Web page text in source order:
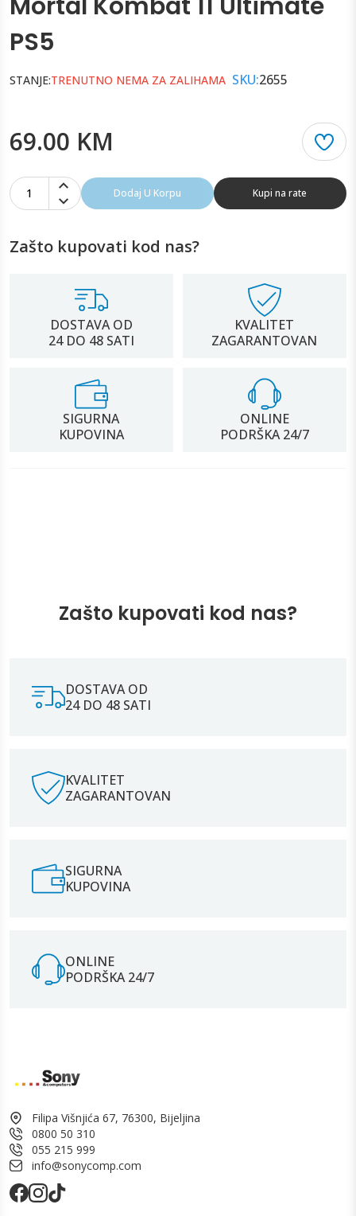
PS5
STANJE:TRENUTNO NEMA ZA ZALIHAMA SKU:2655
69.00 KM
1 Dodaj U Korpu Kupi na rate
Zašto kupovati kod nas?
DOSTAVA OD
24 DO 48 SATI
KVALITET
ZAGARANTOVAN
SIGURNA
KUPOVINA
ONLINE
PODRŠKA 24/7
Zašto kupovati kod nas?
DOSTAVA OD
24 DO 48 SATI
KVALITET
ZAGARANTOVAN
SIGURNA
KUPOVINA
ONLINE
PODRŠKA 24/7
Filipa Višnjića 67, 76300, Bijeljina
0800 50 310
055 215 999
info@sonycomp.com